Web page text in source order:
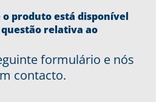
o produto está disponível
relativa ao
formulário e nós
contacto.